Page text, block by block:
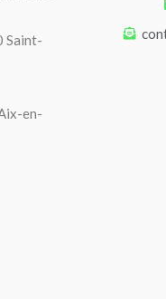
Saint-
en-